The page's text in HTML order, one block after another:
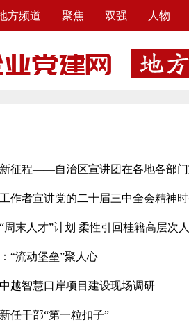
方频道 聚焦 双强 人物
征程——自治区宣讲团在各地各部
作者宣讲党的二十届三中全会精神
周末人才”计划 柔性引回桂籍高层次
“流动堡垒”聚人心
越智慧口岸项目建设现场调研
任干部“第一粒扣子”